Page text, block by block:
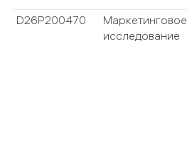
D26P200470
Маркетинговое
исследование